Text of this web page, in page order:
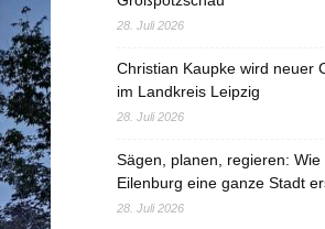
28. Juli 2026
Christian Kaupke wird neuer
im Landkreis Leipzig
28. Juli 2026
Sägen, planen, regieren: Wie
Eilenburg eine ganze Stadt
28. Juli 2026